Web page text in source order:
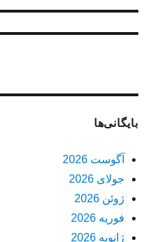
بایگانی‌ها
آگوست 2026
جولای 2026
ژوئن 2026
فوریه 2026
ژانویه 2026